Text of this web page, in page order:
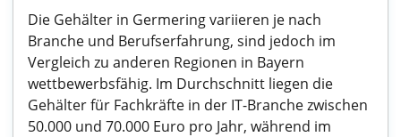
Die Gehälter in Germering variieren je nach
Branche und Berufserfahrung, sind jedoch im
Vergleich zu anderen Regionen in Bayern
wettbewerbsfähig. Im Durchschnitt liegen die
Gehälter für Fachkräfte in der IT-Branche zwischen
50.000 und 70.000 Euro pro Jahr, während im